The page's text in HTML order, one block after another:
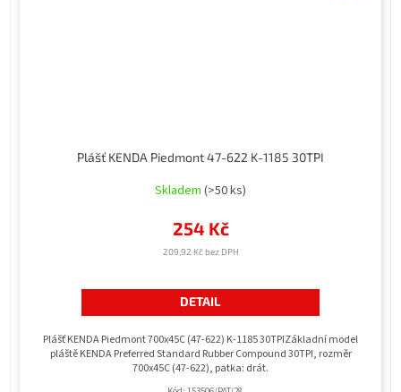
Plášť KENDA Piedmont 47-622 K-1185 30TPI
Skladem (>50 ks)
209,92 Kč bez DPH
254 Kč
DETAIL
Plášť KENDA Piedmont 700x45C (47-622) K-1185 30TPIZákladní model
pláště KENDA Preferred Standard Rubber Compound 30TPI, rozměr
700x45C (47-622), patka: drát.